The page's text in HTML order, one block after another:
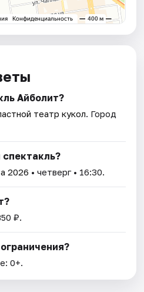
Айболит?
театр кукол. Город
2026 • четверг • 16:30.
₽.
0+.